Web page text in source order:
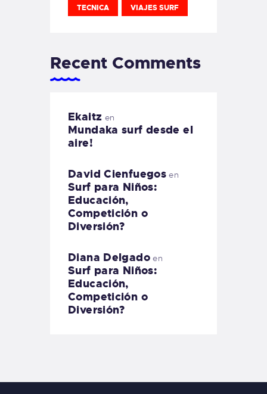
TECNICA VIAJES SURF
Recent Comments
Ekaitz en
Mundaka surf desde el
aire!
David Cienfuegos en
Surf para Niños:
Educación,
Competición o
Diversión?
Diana Delgadoen
Surf para Niños:
Educación,
Competición o
Diversión?